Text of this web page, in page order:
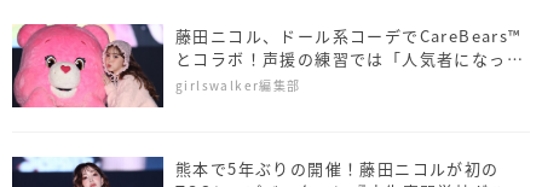
藤田ニコル、ドール系コーデでCareBears™
とコラボ！声援の練習では「人気者になった
気分」
girlswalker編集部
熊本で5年ぶりの開催！藤田ニコルが初の